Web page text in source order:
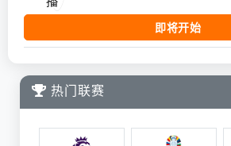
即将开始
热门联赛